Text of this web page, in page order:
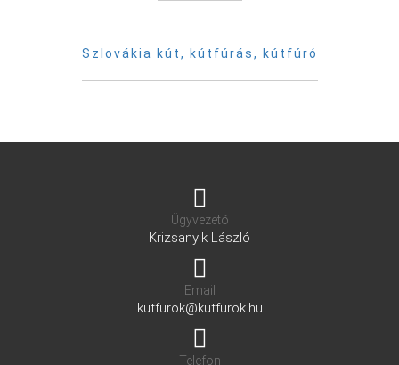
Szlovákia kút, kútfúrás, kútfúró
Ügyvezető
Krizsanyik László
Email
kutfurok@kutfurok.hu
Telefon